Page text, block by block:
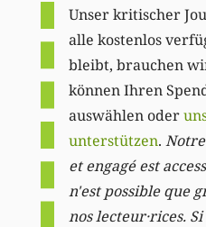
Unser kritischer
alle kostenlos
bleibt, brauchen
können Ihren
auswählen oder
unterstützen.
et engagé est
n'est possible que
nos lecteur·rices.